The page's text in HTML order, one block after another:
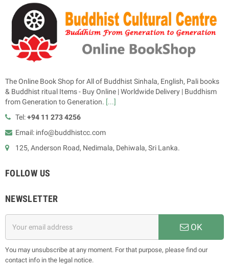
The Online Book Shop for All of Buddhist Sinhala, English, Pali books
& Buddhist ritual Items - Buy Online | Worldwide Delivery | Buddhism
from Generation to Generation. [...]
Tel:+94 11 273 4256
Email: info@buddhistcc.com
125, Anderson Road, Nedimala, Dehiwala, Sri Lanka.
FOLLOW US
NEWSLETTER
OK
You may unsubscribe at any moment. For that purpose, please find our
contact info in the legal notice.